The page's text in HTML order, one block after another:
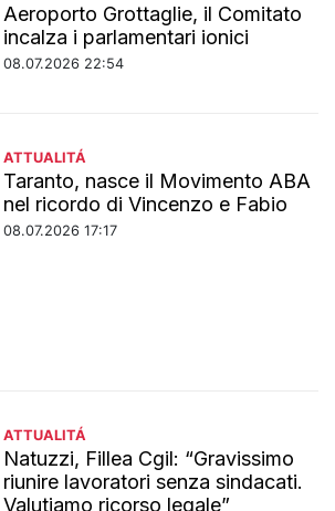
Aeroporto Grottaglie, il Comitato
incalza i parlamentari ionici
08.07.2026 22:54
ATTUALITÁ
Taranto, nasce il Movimento ABA
nel ricordo di Vincenzo e Fabio
08.07.2026 17:17
ATTUALITÁ
Natuzzi, Fillea Cgil: “Gravissimo
riunire lavoratori senza sindacati.
Valutiamo ricorso legale”